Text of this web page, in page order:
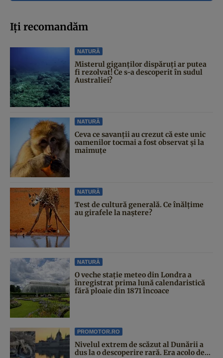
Iți recomandăm
NATURĂ
Misterul giganților dispăruți ar putea
fi rezolvat! Ce s-a descoperit în sudul
Australiei?
NATURĂ
Ceva ce savanții au crezut că este unic
oamenilor tocmai a fost observat și la
maimuțe
NATURĂ
Test de cultură generală. Ce înălțime
au girafele la naștere?
NATURĂ
O veche stație meteo din Londra a
înregistrat prima lună calendaristică
fără ploaie din 1871 încoace
PROMOTOR.RO
Nivelul extrem de scăzut al Dunării a
dus la o descoperire rară. Era acolo de...